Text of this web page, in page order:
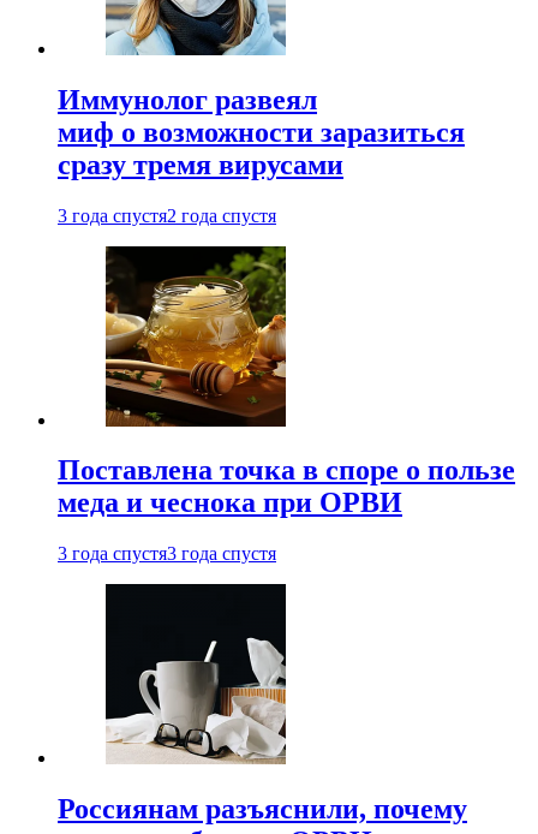
Иммунолог развеял
миф о возможности заразиться
сразу тремя вирусами
3 года спустя2 года спустя
Поставлена точка в споре о пользе
меда и чеснока при ОРВИ
3 года спустя3 года спустя
Россиянам разъяснили, почему